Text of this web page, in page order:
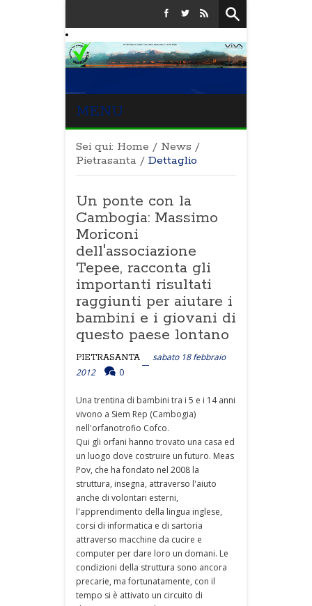
MENU
Sei qui: Home / News /
Pietrasanta / Dettaglio
Un ponte con la
Cambogia: Massimo
Moriconi
dell'associazione
Tepee, racconta gli
importanti risultati
raggiunti per aiutare i
bambini e i giovani di
questo paese lontano
PIETRASANTA
sabato 18 febbraio
2012
0
Una trentina di bambini tra i 5 e i 14 anni
vivono a Siem Rep (Cambogia)
nell'orfanotrofio Cofco.
Qui gli orfani hanno trovato una casa ed
un luogo dove costruire un futuro. Meas
Pov, che ha fondato nel 2008 la
struttura, insegna, attraverso l'aiuto
anche di volontari esterni,
l'apprendimento della lingua inglese,
corsi di informatica e di sartoria
attraverso macchine da cucire e
computer per dare loro un domani. Le
condizioni della struttura sono ancora
precarie, ma fortunatamente, con il
tempo si è attivato un circuito di